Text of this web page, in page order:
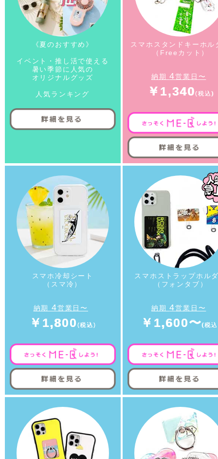
《夏のおすすめ》
イベント・推し活で使える
暑い季節に人気の
オリジナルグッズ
人気ランキング
スマホスタンドキーホル
（Freeカット）
納期4営業日〜
￥1,340
スマホ冷却シート
（スマ冷）
納期 4営業日〜
￥1,800
スマホストラップホル
（フォンタブ）
納期4営業日〜
￥1,600〜